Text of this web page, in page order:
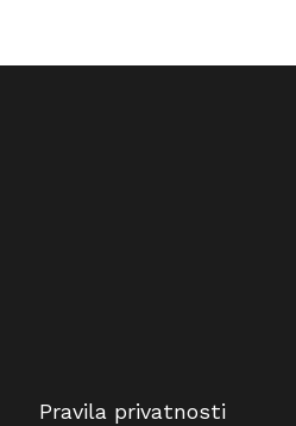
Pravila privatnosti